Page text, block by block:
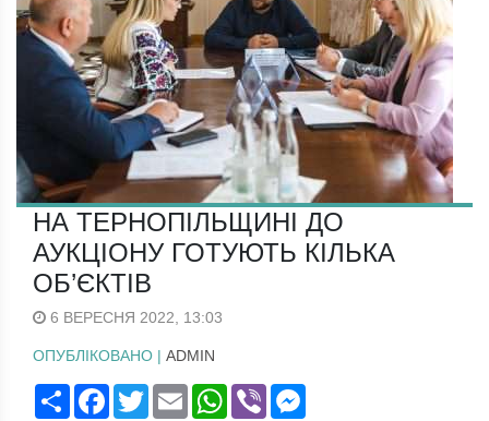
НА ТЕРНОПІЛЬЩИНІ ДО
АУКЦІОНУ ГОТУЮТЬ КІЛЬКА
ОБ’ЄКТІВ
6 ВЕРЕСНЯ 2022, 13:03
ОПУБЛІКОВАНО | ADMIN
ПоширитиFacebook
TwitterEmail WhatsApp
Viber